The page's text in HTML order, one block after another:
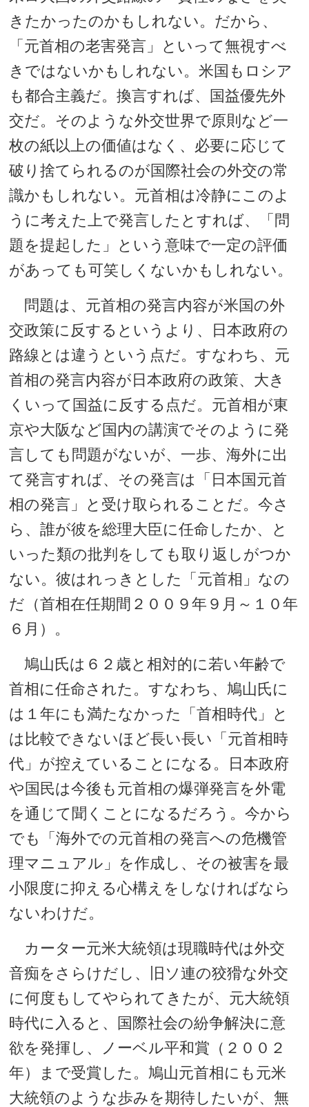
きたかったのかもしれない。だから、
「元首相の老害発言」といって無視すべ
きではないかもしれない。米国もロシア
も都合主義だ。換言すれば、国益優先外
交だ。そのような外交世界で原則など一
枚の紙以上の価値はなく、必要に応じて
破り捨てられるのが国際社会の外交の常
識かもしれない。元首相は冷静にこのよ
うに考えた上で発言したとすれば、「問
題を提起した」という意味で一定の評価
があっても可笑しくないかもしれない。
問題は、元首相の発言内容が米国の外
交政策に反するというより、日本政府の
路線とは違うという点だ。すなわち、元
首相の発言内容が日本政府の政策、大き
くいって国益に反する点だ。元首相が東
京や大阪など国内の講演でそのように発
言しても問題がないが、一歩、海外に出
て発言すれば、その発言は「日本国元首
相の発言」と受け取られることだ。今さ
ら、誰が彼を総理大臣に任命したか、と
いった類の批判をしても取り返しがつか
ない。彼はれっきとした「元首相」なの
だ（首相在任期間２００９年９月～１０年
６月）。
鳩山氏は６２歳と相対的に若い年齢で
首相に任命された。すなわち、鳩山氏に
は１年にも満たなかった「首相時代」と
は比較できないほど長い長い「元首相時
代」が控えていることになる。日本政府
や国民は今後も元首相の爆弾発言を外電
を通じて聞くことになるだろう。今から
でも「海外での元首相の発言への危機管
理マニュアル」を作成し、その被害を最
小限度に抑える心構えをしなければなら
ないわけだ。
カーター元米大統領は現職時代は外交
音痴をさらけだし、旧ソ連の狡猾な外交
に何度もしてやられてきたが、元大統領
時代に入ると、国際社会の紛争解決に意
欲を発揮し、ノーベル平和賞（２００２
年）まで受賞した。鳩山元首相にも元米
大統領のような歩みを期待したいが、無